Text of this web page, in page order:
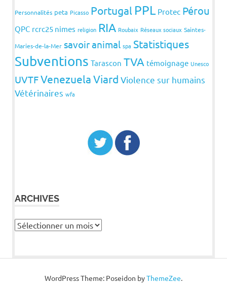
Personnalités peta Picasso Portugal PPL Protec Pérou
QPC rcrc25 nimes religion RIA Roubaix Réseaux sociaux Saintes-
Maries-de-la-Mer savoir animal spa Statistiques
Subventions Tarascon TVA témoignage Unesco
UVTFVenezuelaViard Violence sur humains
Vétérinaires wfa
ARCHIVES
Archives
WordPress Theme: Poseidon byThemeZee.